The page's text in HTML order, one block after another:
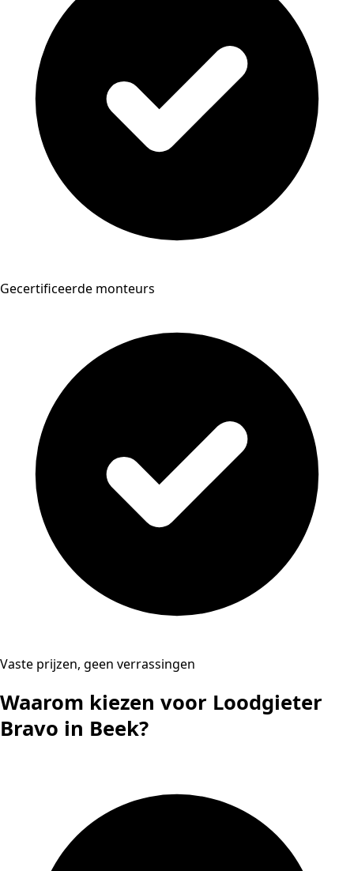
Gecertificeerde monteurs
Vaste prijzen, geen verrassingen
Waarom kiezen voor Loodgieter
Bravo in Beek?